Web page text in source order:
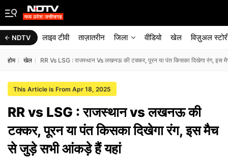
NDTV लाइव टीवी ताज़ातरीन जिला वीडियो खेल विज़ुअल
होम खेल RR Vs LSG : राजस्थान Vs लखनऊ की टक्कर, पूरन या पंत किसका दिखेगा रंग,
This Article is From Apr 18, 2025
RR vs LSG : राजस्थान vs लखनऊ की
टक्कर, पूरन या पंत किसका दिखेगा रंग, इस मैच
से जुड़े सभी आंकड़े हैं यहां